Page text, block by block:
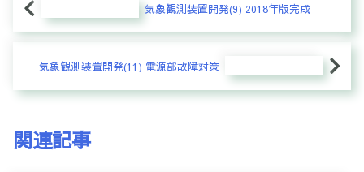
気象観測装置開発(9) 2018年版完成
気象観測装置開発(11) 電源部故障対策
関連記事